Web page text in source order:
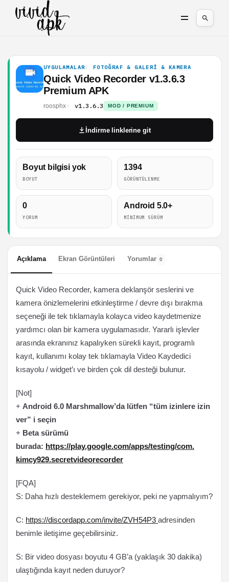
UYGULAMALAR FOTOĞRAF & GALERI & KAMERA
Quick Video Recorder v1.3.6.3
Premium APK
roosphx v1.3.6.3 MOD / PREMIUM
Boyut bilgisi yok
BOYUT
1394
GÖRÜNTÜLENME
0
YORUM
Android 5.0+
MINIMUM SÜRÜM
İndirme linklerine git
Açıklama Ekran Görüntüleri Yorumlar 0
Quick Video Recorder, kamera deklanşör seslerini ve
kamera önizlemelerini etkinleştirme / devre dışı bırakma
seçeneği ile tek tıklamayla kolayca video kaydetmenize
yardımcı olan bir kamera uygulamasıdır. Yararlı işlevler
arasında ekranınız kapalıyken sürekli kayıt, programlı
kayıt, kullanımı kolay tek tıklamayla Video Kaydedici
kısayolu / widget’ı ve birden çok dil desteği bulunur.
[Not]
+ Android 6.0 Marshmallow’da lütfen “tüm izinlere izin
ver” i seçin
+ Beta sürümü
burada: https://play.google.com/apps/testing/com.
kimcy929.secretvideorecorder
[FQA]
S: Daha hızlı desteklemem gerekiyor, peki ne yapmalıyım?
C: https://discordapp.com/invite/ZVH54P3 adresinden
benimle iletişime geçebilirsiniz.
S: Bir video dosyası boyutu 4 GB’a (yaklaşık 30 dakika)
ulaştığında kayıt neden duruyor?